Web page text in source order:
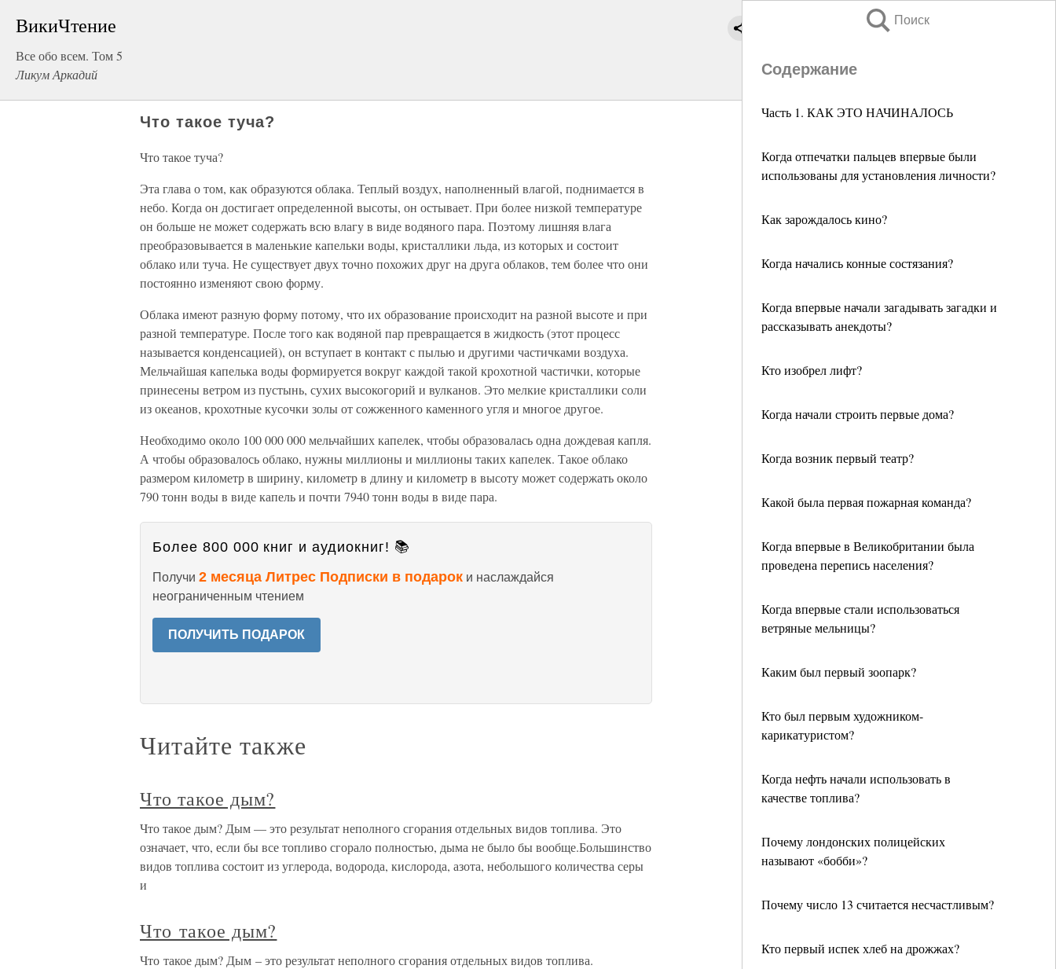
ВикиЧтение
Все обо всем. Том 5
Ликум Аркадий
Поиск
Содержание
Часть 1. КАК ЭТО НАЧИНАЛОСЬ
Когда отпечатки пальцев впервые были
использованы для установления личности?
Как зарождалось кино?
Когда начались конные состязания?
Когда впервые начали загадывать загадки и
рассказывать анекдоты?
Кто изобрел лифт?
Когда начали строить первые дома?
Когда возник первый театр?
Какой была первая пожарная команда?
Когда впервые в Великобритании была
проведена перепись населения?
Когда впервые стали использоваться
ветряные мельницы?
Каким был первый зоопарк?
Кто был первым художником-
карикатуристом?
Когда нефть начали использовать в
качестве топлива?
Почему лондонских полицейских
называют «бобби»?
Почему число 13 считается несчастливым?
Кто первый испек хлеб на дрожжах?
Что такое туча?
Что такое туча?
Эта глава о том, как образуются облака. Теплый воздух, наполненный влагой, поднимается в
небо. Когда он достигает определенной высоты, он остывает. При более низкой температуре
он больше не может содержать всю влагу в виде водяного пара. Поэтому лишняя влага
преобразовывается в маленькие капельки воды, кристаллики льда, из которых и состоит
облако или туча. Не существует двух точно похожих друг на друга облаков, тем более что они
постоянно изменяют свою форму.
Облака имеют разную форму потому, что их образование происходит на разной высоте и при
разной температуре. После того как водяной пар превращается в жидкость (этот процесс
называется конденсацией), он вступает в контакт с пылью и другими частичками воздуха.
Мельчайшая капелька воды формируется вокруг каждой такой крохотной частички, которые
принесены ветром из пустынь, сухих высокогорий и вулканов. Это мелкие кристаллики соли
из океанов, крохотные кусочки золы от сожженного каменного угля и многое другое.
Необходимо около 100 000 000 мельчайших капелек, чтобы образовалась одна дождевая капля.
А чтобы образовалось облако, нужны миллионы и миллионы таких капелек. Такое облако
размером километр в ширину, километр в длину и километр в высоту может содержать около
790 тонн воды в виде капель и почти 7940 тонн воды в виде пара.
Более 800 000 книг и аудиокниг! 📚
Получи 2 месяца Литрес Подписки в подарок и наслаждайся
неограниченным чтением
ПОЛУЧИТЬ ПОДАРОК
Читайте также
Что такое дым?
Что такое дым? Дым — это результат неполного сгорания отдельных видов топлива. Это
означает, что, если бы все топливо сгорало полностью, дыма не было бы вообще.Большинство
видов топлива состоит из углерода, водорода, кислорода, азота, небольшого количества серы
и
Что такое дым?
Что такое дым? Дым – это результат неполного сгорания отдельных видов топлива.